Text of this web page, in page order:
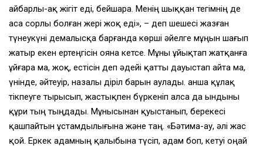
айбарлы-ақ жiгiт едi, бейшара. Менiң шыққан тегiмнiң де
аса сорлы болған жерi жоқ едi», – деп шешесi жазған
түнеукүнi демалысқа барғанда көршi әйелге мұңын шағып
жатыр екен ертеңгiсiн ояна кетсе. Мұны ұйықтап жатқанға
ұйғара ма, жоқ, естiсiн деп әдейi қатты дауыстап айта ма,
үнiнде, әйтеуiр, назалы дiрiл барын аулады. Қанша құлақ
тiкпеуге тырысып, жастықпен бүркенiп алса да ындыны
құри тың тыңдады. Мұнысынан қуыстанып, берекесi
қашпайтын ұстамдылығына және таң. «Бәтима-ау, әлi жас
қой. Еркек адамның қалыбына түсiп, адам боп, кетуi оңай